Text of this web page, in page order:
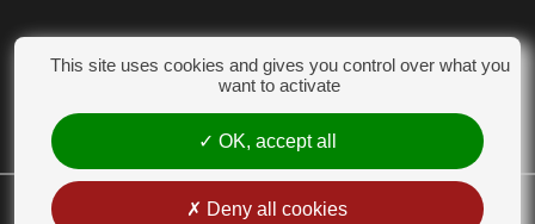
CATÉGORIES
MON COMPTE
CHAMPION ACCESSOIRES
This site uses cookies and gives you control over what you
want to activate
OK, accept all
Deny all cookies